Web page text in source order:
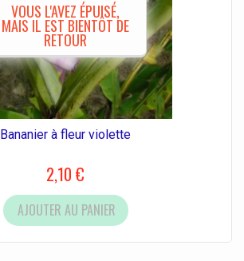
VOUS L'AVEZ ÉPUISÉ,
MAIS IL EST BIENTÔT DE
RETOUR
Bananier à fleur violette
2,10 €
AJOUTER AU PANIER